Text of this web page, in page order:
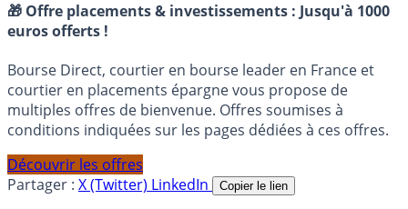
🎁 Offre placements & investissements : Jusqu'à 1000
euros offerts !
Bourse Direct, courtier en bourse leader en France et
courtier en placements épargne vous propose de
multiples offres de bienvenue. Offres soumises à
conditions indiquées sur les pages dédiées à ces offres.
Découvrir les offres
Partager : X (Twitter) LinkedIn Copier le lien